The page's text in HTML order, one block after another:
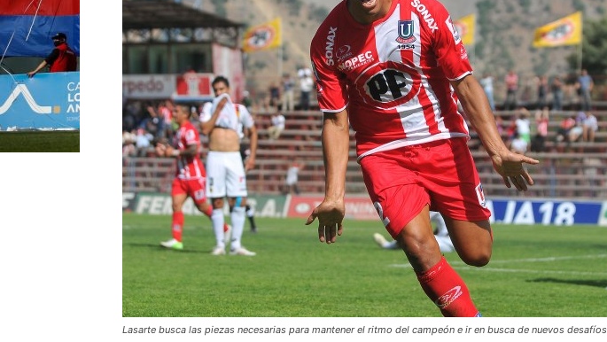
Lasarte busca las piezas necesarias para mantener el ritmo del campeón e ir en busca de nuevos desafíos